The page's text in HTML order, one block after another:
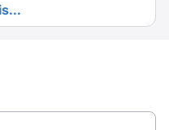
sua beleza.
tratamento